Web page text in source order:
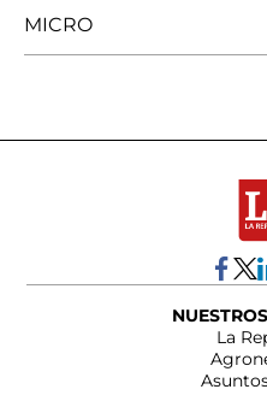
MICRO
La